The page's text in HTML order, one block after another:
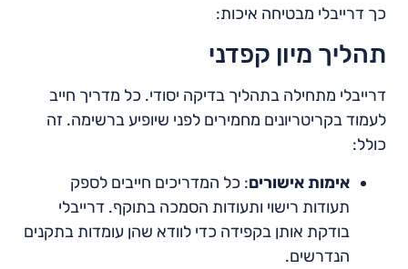
כך דרייבלי מבטיחה איכות:
תהליך מיון קפדני
דרייבלי מתחילה בתהליך בדיקה יסודי. כל מדריך חייב
לעמוד בקריטריונים מחמירים לפני שיופיע ברשימה. זה
כולל:
אימות אישורים: כל המדריכים חייבים לספק
תעודות רישוי ותעודות הסמכה בתוקף. דרייבלי
בודקת אותן בקפידה כדי לוודא שהן עומדות בתקנים
הנדרשים.